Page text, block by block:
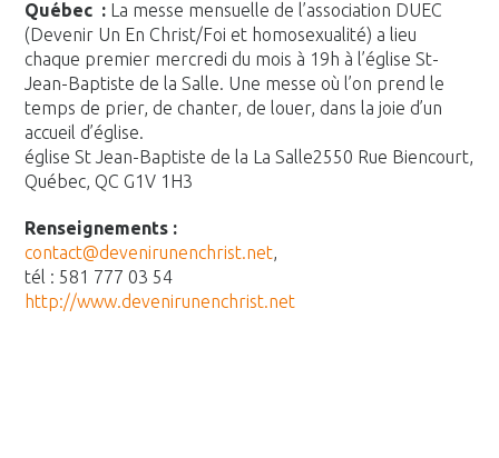
Québec : La messe mensuelle de l’association DUEC
(Devenir Un En Christ/Foi et homosexualité) a lieu
chaque premier mercredi du mois à 19h à l’église St-
Jean-Baptiste de la Salle. Une messe où l’on prend le
temps de prier, de chanter, de louer, dans la joie d’un
accueil d’église.
église St Jean-Baptiste de la La Salle2550 Rue Biencourt,
Québec, QC G1V 1H3
Renseignements :
contact@devenirunenchrist.net,
tél : 581 777 03 54
http://www.devenirunenchrist.net